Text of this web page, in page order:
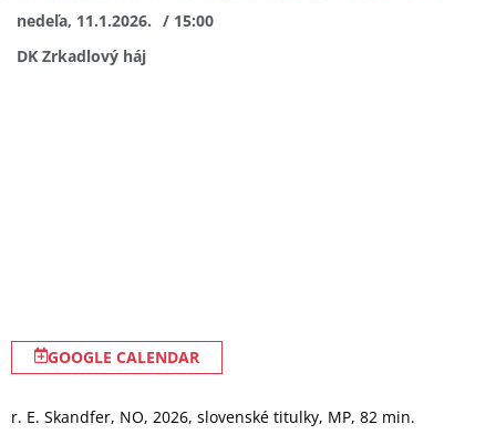
nedeľa, 11.1.2026. / 15:00
DK Zrkadlový háj
GOOGLE CALENDAR
r. E. Skandfer, NO, 2026, slovenské titulky, MP, 82 min.